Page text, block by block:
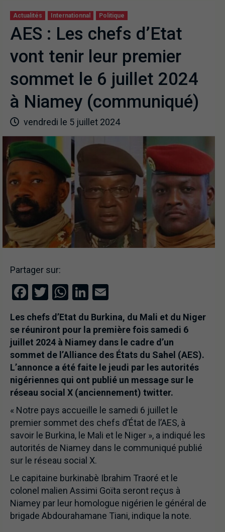
Actualités Internationnal Politique
AES : Les chefs d’Etat
vont tenir leur premier
sommet le 6 juillet 2024
à Niamey (communiqué)
vendredi le 5 juillet 2024
Partager sur:
Facebook
Twitter
WhatsApp
LinkedIn
Les chefs d’Etat du Burkina, du Mali et du Niger
se réuniront pour la première fois samedi 6
juillet 2024 à Niamey dans le cadre d’un
sommet de l’Alliance des États du Sahel (AES).
L’annonce a été faite le jeudi par les autorités
nigériennes qui ont publié un message sur le
réseau social X (anciennement) twitter.
« Notre pays accueille le samedi 6 juillet le
premier sommet des chefs d’État de l’AES, à
savoir le Burkina, le Mali et le Niger », a indiqué les
autorités de Niamey dans le communiqué publié
sur le réseau social X.
Le capitaine burkinabè Ibrahim Traoré et le
colonel malien Assimi Goïta seront reçus à
Niamey par leur homologue nigérien le général de
brigade Abdourahamane Tiani, indique la note.